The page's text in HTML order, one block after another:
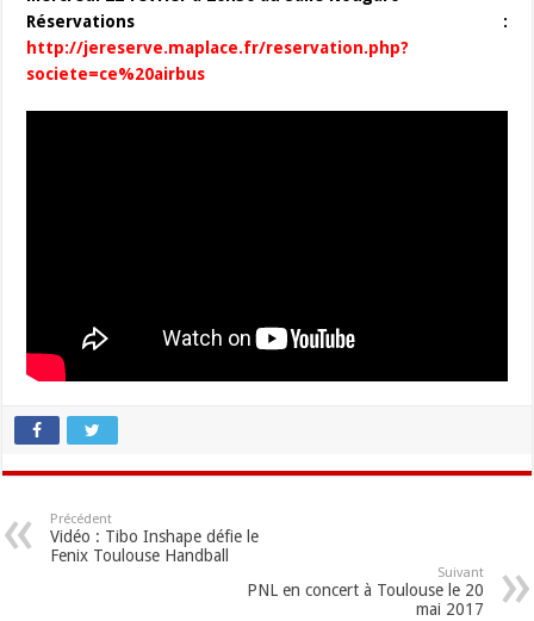
Réservations :
http://jereserve.maplace.fr/reservation.php?
societe=ce%20airbus
Précédent
Vidéo : Tibo Inshape défie le
Fenix Toulouse Handball
Suivant
PNL en concert à Toulouse le 20
mai 2017